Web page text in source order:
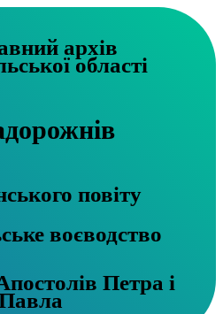
архів
області
повіту
воєводство
Петра і